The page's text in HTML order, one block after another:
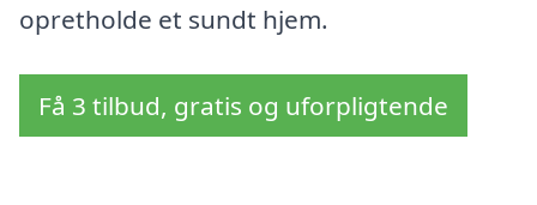
opretholde et sundt hjem.
Få 3 tilbud, gratis og uforpligtende